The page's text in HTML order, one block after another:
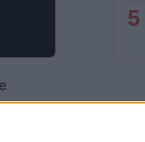
non fa
le
5